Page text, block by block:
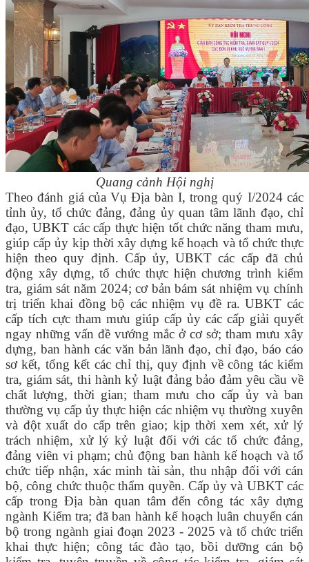
Quang cảnh Hội nghị
Theo đánh giá của Vụ Địa bàn I, trongquý I/2024 các
tỉnh ủy, tổ chức đảng, đảng ủy quan tâm lãnh đạo, chỉ
đạo, UBKT các cấpthực hiện tốt chức năng tham mưu,
giúp cấp ủy kịp thời xây dựng kế hoạch và tổ chức thực
hiện theo quy định. Cấp ủy, UBKT các cấp đã chủ
động xây dựng, tổ chức thực hiệnchương trình kiểm
tra, giám sát năm 2024; cơ bản bám sát nhiệm vụ chính
trị triển khai đồng bộ các nhiệm vụ đề ra. UBKT các
cấp tích cực tham mưu giúp cấp ủy các cấp giải quyết
ngay những vấn đề vướng mắc ở cơ sở; tham mưu xây
dựng, ban hành các văn bản lãnh đạo, chỉ đạo, báo cáo
sơ kết, tổng kết các chỉ thị, quy định về công tác kiểm
tra, giám sát, thi hành kỷ luật đảng bảo đảm yêu cầu về
chất lượng, thời gian; tham mưu cho cấp ủy và ban
thường vụ cấp ủy thực hiện các nhiệm vụ thường xuyên
và đột xuất do cấp trên giao; kịp thời xem xét, xử lý
trách nhiệm, xử lý kỷ luật đối với các tổ chức đảng,
đảng viên vi phạm; chủ động ban hành kế hoạch và tổ
chức tiếp nhận, xác minh tài sản, thu nhập đối với cán
bộ, công chức thuộc thẩm quyền. Cấp ủy và UBKT các
cấp trong Địa bàn quan tâmđến công tácxây dựng
ngành Kiểm tra; đã ban hành kế hoạch luân chuyển cán
bộ trong ngành giai đoạn 2023 - 2025 và tổ chức triển
khai thực hiện; công tác đào tạo, bồi dưỡng cán bộ